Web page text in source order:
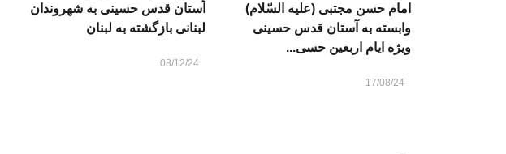
امام حسن مجتبی (علیه السّلام)
وابسته به آستان قدس حسینی
ویژه ایام اربعین حسی...
17/08/24
آستان قدس حسینی به شهروندان
لبنانی بازگشته به لبنان
08/12/24